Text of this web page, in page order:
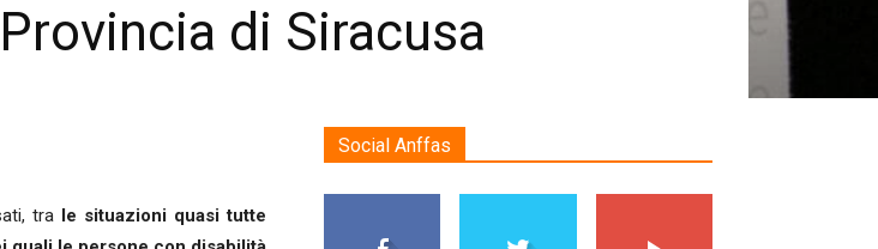
di Siracusa
tra
le situazioni quasi tutte
Social Anffas